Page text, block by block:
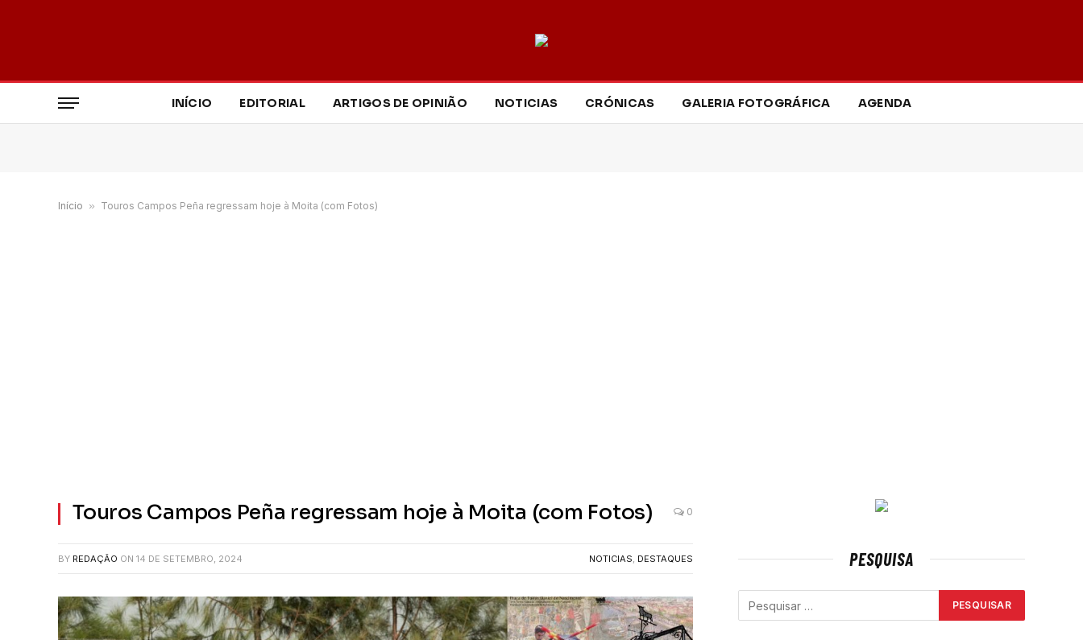
INÍCIO EDITORIAL ARTIGOS DE OPINIÃO NOTICIAS CRÓNICAS GALERIA FOTOGRÁFICA AGENDA
Início » Touros Campos Peña regressam hoje à Moita (com Fotos)
Touros Campos Peña regressam hoje à Moita (com Fotos) 0
BY REDAÇÃO ON 14 DE SETEMBRO, 2024 NOTICIAS, DESTAQUES PESQUISA